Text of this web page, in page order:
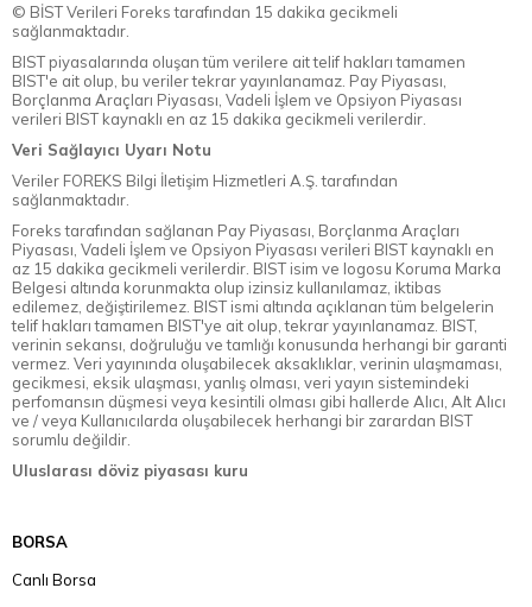
© BİST Verileri Foreks tarafından 15 dakika gecikmeli
sağlanmaktadır.
BIST piyasalarında oluşan tüm verilere ait telif hakları tamamen
BIST'e ait olup, bu veriler tekrar yayınlanamaz. Pay Piyasası,
Borçlanma Araçları Piyasası, Vadeli İşlem ve Opsiyon Piyasası
verileri BIST kaynaklı en az 15 dakika gecikmeli verilerdir.
Veri Sağlayıcı Uyarı Notu
Veriler FOREKS Bilgi İletişim Hizmetleri A.Ş. tarafından
sağlanmaktadır.
Foreks tarafından sağlanan Pay Piyasası, Borçlanma Araçları
Piyasası, Vadeli İşlem ve Opsiyon Piyasası verileri BIST kaynaklı en
az 15 dakika gecikmeli verilerdir. BIST isim ve logosu Koruma Marka
Belgesi altında korunmakta olup izinsiz kullanılamaz, iktibas
edilemez, değiştirilemez. BIST ismi altında açıklanan tüm belgelerin
telif hakları tamamen BIST'ye ait olup, tekrar yayınlanamaz. BIST,
verinin sekansı, doğruluğu ve tamlığı konusunda herhangi bir garanti
vermez. Veri yayınında oluşabilecek aksaklıklar, verinin ulaşmaması,
gecikmesi, eksik ulaşması, yanlış olması, veri yayın sistemindeki
perfomansın düşmesi veya kesintili olması gibi hallerde Alıcı, Alt Alıcı
ve / veya Kullanıcılarda oluşabilecek herhangi bir zarardan BIST
sorumlu değildir.
Uluslarası döviz piyasası kuru
BORSA
Canlı Borsa